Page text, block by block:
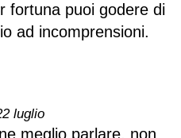
fortuna puoi godere di
ad incomprensioni.
luglio
meglio parlare, non